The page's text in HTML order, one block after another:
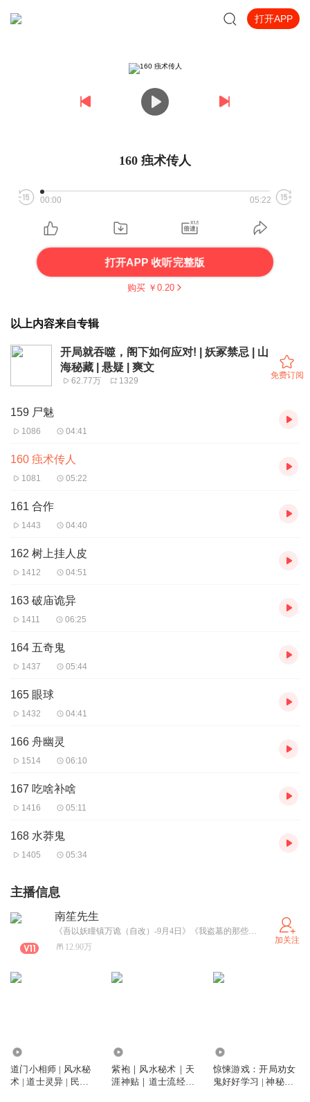
打开APP
160 痋术传人
00:00 05:22
打开APP 收听完整版
购买 ￥ 0.20
以上内容来自专辑
开局就吞噬，阁下如何应对! | 妖冢禁忌 | 山
海秘藏 | 悬疑 | 爽文
62.77万 1329
免费订阅
159 尸魅
1086 04:41
160 痋术传人
1081 05:22
161 合作
1443 04:40
162 树上挂人皮
1412 04:51
163 破庙诡异
1411 06:25
164 五奇鬼
1437 05:44
165 眼球
1432 04:41
166 舟幽灵
1514 06:10
167 吃啥补啥
1416 05:11
168 水莽鬼
1405 05:34
主播信息
南笙先生
《吾以妖瞳镇万诡（自改）-9月4日》《我盗墓的那些年》《镇邪棺》 《鬼瞳神相》 《剃头匠II》即将上架，欢迎大家关注哦！！！
12.90万
加关注
道门小相师 | 风水秘
术 | 道士灵异 | 民间
紫袍｜风水秘术｜天
涯神贴｜道士流经典
惊悚游戏：开局劝女
鬼好好学习 | 神秘复